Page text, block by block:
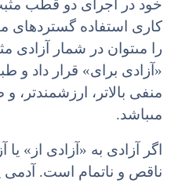
خود در اجراى دو قطب
را مى‏توان در شمار آزادى
«آزادى براى» قرار داد و
منفى بالاتر، ارزش‏مندتر،
مى‏باشد.
اگر آزادى به «آزادى از»
ناقص و ناتمام است.